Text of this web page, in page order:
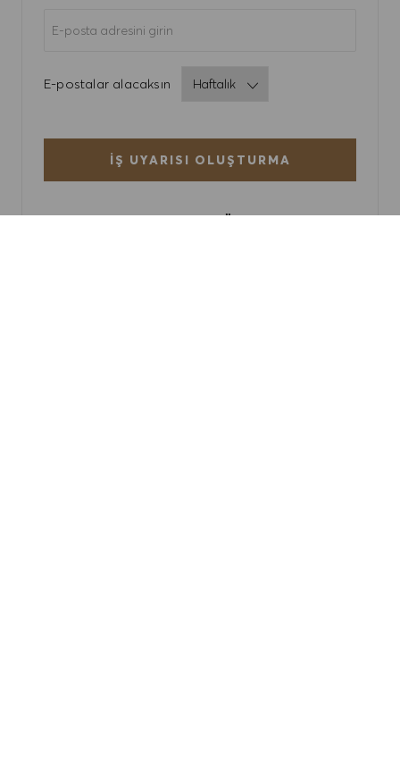
E-postalar alacaksın Required
İŞ UYARISI OLUŞTURMA
UYARILARI YÖNET